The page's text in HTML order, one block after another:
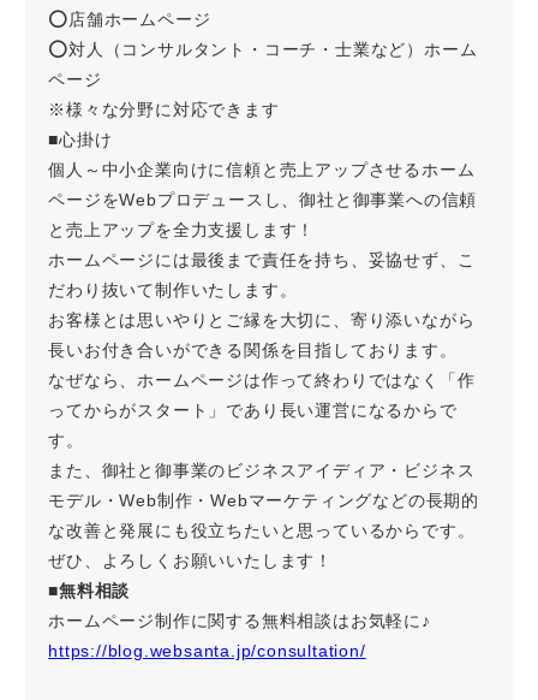
⭕店舗ホームページ
⭕対人（コンサルタント・コーチ・士業など）ホーム
ページ
※様々な分野に対応できます
■心掛け
個人～中小企業向けに信頼と売上アップさせるホーム
ページをWebプロデュースし、御社と御事業への信頼
と売上アップを全力支援します！
ホームページには最後まで責任を持ち、妥協せず、こ
だわり抜いて制作いたします。
お客様とは思いやりとご縁を大切に、寄り添いながら
長いお付き合いができる関係を目指しております。
なぜなら、ホームページは作って終わりではなく「作
ってからがスタート」であり長い運営になるからで
す。
また、御社と御事業のビジネスアイディア・ビジネス
モデル・Web制作・Webマーケティングなどの長期的
な改善と発展にも役立ちたいと思っているからです。
ぜひ、よろしくお願いいたします！
■無料相談
ホームページ制作に関する無料相談はお気軽に♪
https://blog.websanta.jp/consultation/